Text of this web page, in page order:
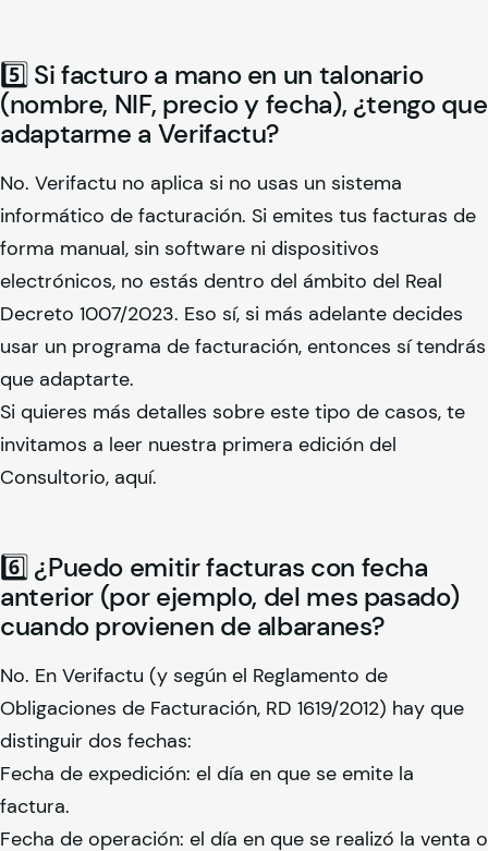
5️⃣ Si facturo a mano en un talonario
(nombre, NIF, precio y fecha), ¿tengo que
adaptarme a Verifactu?
No. Verifactu no aplica si no usas un sistema
informático de facturación. Si emites tus facturas de
forma manual, sin software ni dispositivos
electrónicos, no estás dentro del ámbito del Real
Decreto 1007/2023. Eso sí, si más adelante decides
usar un programa de facturación, entonces sí tendrás
que adaptarte.
Si quieres más detalles sobre este tipo de casos, te
invitamos a leer nuestra primera edición del
Consultorio, aquí.
6️⃣ ¿Puedo emitir facturas con fecha
anterior (por ejemplo, del mes pasado)
cuando provienen de albaranes?
No. En Verifactu (y según el Reglamento de
Obligaciones de Facturación, RD 1619/2012) hay que
distinguir dos fechas:
Fecha de expedición: el día en que se emite la
factura.
Fecha de operación: el día en que se realizó la venta o